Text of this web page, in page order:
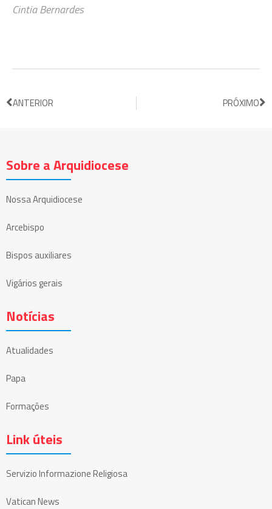
Cintia Bernardes
ANTERIOR PRÓXIMO
Sobre a Arquidiocese
Nossa Arquidiocese
Arcebispo
Bispos auxiliares
Vigários gerais
Notícias
Atualidades
Papa
Formações
Link úteis
Servizio Informazione Religiosa
Vatican News